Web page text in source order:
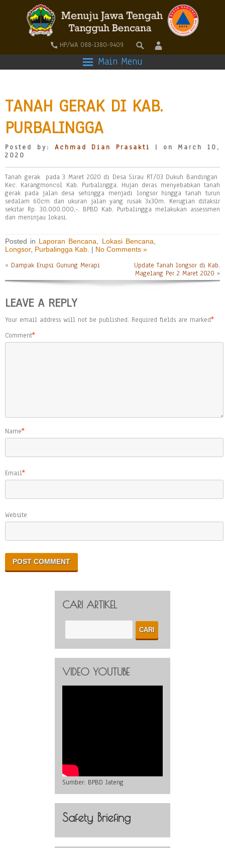
HP/WA 088-1380-9409
Main Menu
TANAH GERAK DI KAB.
PURBALINGGA
Posted by: Achmad Dian Prasakti
| on March 10,
2020
Tanah gerak pada 3 Maret 2020 di Desa Sirau RT/03 Dukuh Bandingan
Kec. Karangmoncol Kab. Purbalingga. Hujan deras menyebabkan tanah
gerak pada jalan desa sehingga menjadi longsor hingga tanah turun
sedalam 60cm dan ukuran jalan yang rusak 3x30m. Kerugian ditaksir
sekitar Rp. 30.000.000,-. BPBD Kab. Purbalingga melakukan assessmen
dan meninjau lokasi.
Posted in Laporan Bencana Lokasi Bencana
Longsor, Purbalingga Kab. | No Comments »
« Dampak Erupsi Gunung Merapi
Update Tanah longsor di Kab.
Magelang Per 2 Maret 2020 »
LEAVE A REPLY
Your email address will not be published. Required fields are marked*
Comment*
Name*
Email*
Website
CARI ARTIKEL
VIDEO YOUTUBE
Sumber: BPBD Jateng
Safety Briefing